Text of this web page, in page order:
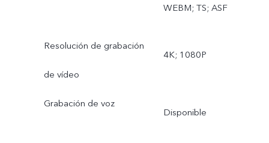
Vídeo, Time-lapse,
WEBM; TS; ASF
Resolución de grabación
de vídeo
4K; 1080P
Grabación de voz
Disponible